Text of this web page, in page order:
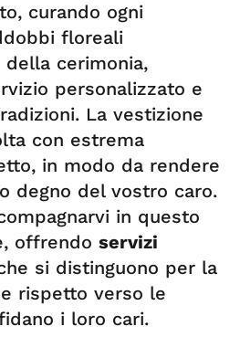
curando ogni
floreali
della cerimonia,
personalizzato e
La vestizione
con estrema
in modo da rendere
degno del vostro caro.
in questo
offrendo servizi
si distinguono per la
rispetto verso le
i loro cari.